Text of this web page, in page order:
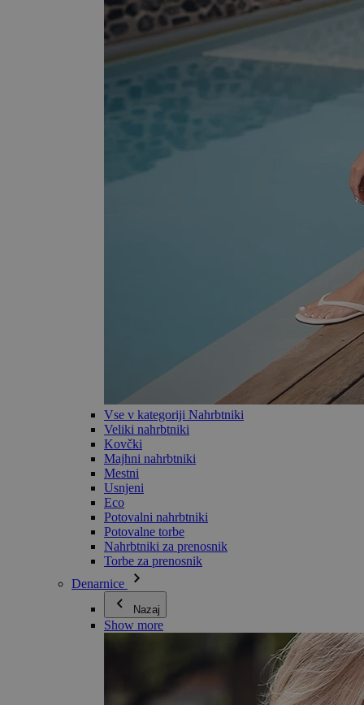
Vse v kategoriji Nahrbtniki
Veliki nahrbtniki
Kovčki
Majhni nahrbtniki
Mestni
Usnjeni
Eco
Potovalni nahrbtniki
Potovalne torbe
Nahrbtniki za prenosnik
Torbe za prenosnik
Denarnice
Nazaj
Show more